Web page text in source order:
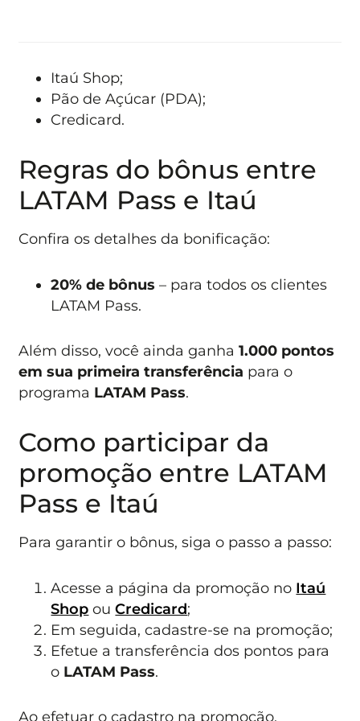
Itaú Shop;
Pão de Açúcar (PDA);
Credicard.
Regras do bônus entre
LATAM Pass e Itaú
Confira os detalhes da bonificação:
20% de bônus – para todos os clientes
LATAM Pass.
Além disso, você ainda ganha1.000 pontos
em sua primeira transferência para o
programa LATAM Pass.
Como participar da
promoção entre LATAM
Pass e Itaú
Para garantir o bônus, siga o passo a passo:
Acesse a página da promoção no Itaú
Shop ouCredicard;
Em seguida, cadastre-se na promoção;
Efetue a transferência dos pontos para
o LATAM Pass.
Ao efetuar o cadastro na promoção,